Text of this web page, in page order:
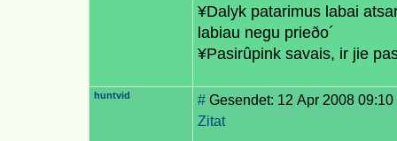
¥Dalyk patarimus labai
labiau negu prieðo´
¥Pasirûpink savais, ir jie
huntvid # Gesendet: 12 Apr 2008 09:10
Zitat